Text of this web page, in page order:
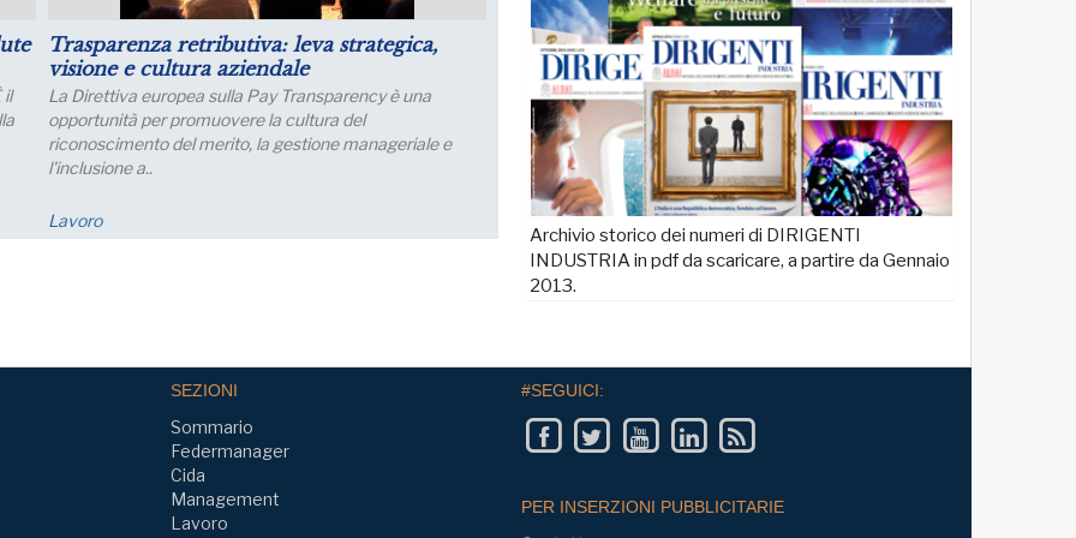
leva strategica,
Transparency è una
la cultura del
la gestione manageriale e
Puntare su infrastrutture e manager per il
futuro dell’industria del nord Italia
Lo sviluppo di quest’area è fondamentale per un
collegamento con l’Europa
Luglio: migliorano le aspettative sulla
produzione
Le aspettative delle grandi imprese industriali
a luglio, con un aumento della quota di imprese
prevede una crescita della produzione; nei..
Economia
Archivio storico dei numeri di DIRIGENTI
INDUSTRIA in pdf da scaricare, a partire da Gennaio
2013.
SEZIONI
Sommario
Federmanager
Cida
Management
Lavoro
#SEGUICI:
PER INSERZIONI PUBBLICITARIE